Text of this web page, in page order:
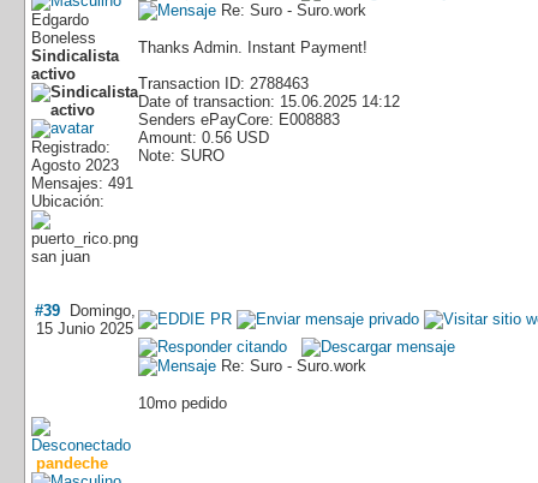
Edgardo
Boneless
Sindicalista
activo
Registrado:
Agosto 2023
Mensajes: 491
Ubicación:
san juan
Re: Suro - Suro.work
Thanks Admin. Instant Payment!
Transaction ID: 2788463
Date of transaction: 15.06.2025 14:12
Senders ePayCore: E008883
Amount: 0.56 USD
Note: SURO
#39Domingo,
15 Junio 2025
pandeche
Re: Suro - Suro.work
10mo pedido